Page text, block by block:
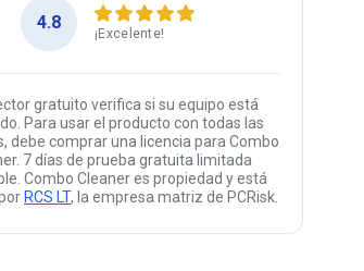
4.8
¡Excelente!
gratuito verifica si su equipo está
Para usar el producto con todas las
debe comprar una licencia para Combo
7 días de prueba gratuita limitada
Combo Cleaner es propiedad y está
RCS LT, la empresa matriz de PCRisk.